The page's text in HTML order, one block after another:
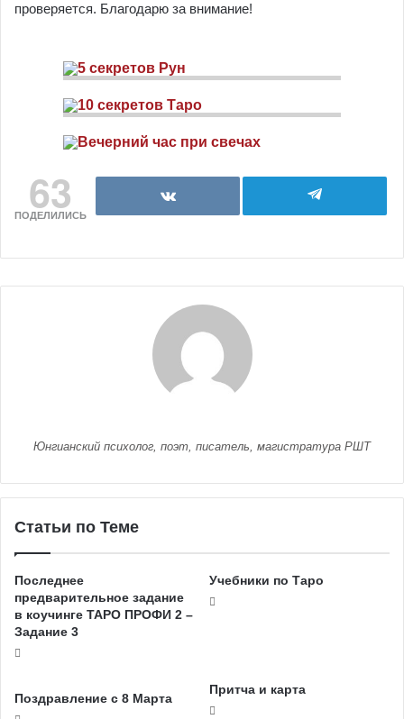
проверяется. Благодарю за внимание!
63
ПОДЕЛИЛИСЬ
Юнгианский психолог, поэт, писатель, магистратура РШТ
Статьи по Теме
Последнее
предварительное задание
в коучинге ТАРО ПРОФИ 2 –
Задание 3
Учебники по Таро
Поздравление с 8 Марта
Притча и карта